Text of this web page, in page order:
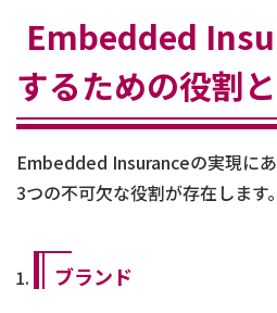
Embedded
するための役割
Embedded Insuranceの実現に
3つの不可欠な役割が存在します。
ブランド